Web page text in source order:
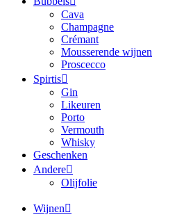
Cava
Champagne
Crémant
Mousserende wijnen
Proscecco
Spirtis
Gin
Likeuren
Porto
Vermouth
Whisky
Geschenken
Andere
Olijfolie
Wijnen